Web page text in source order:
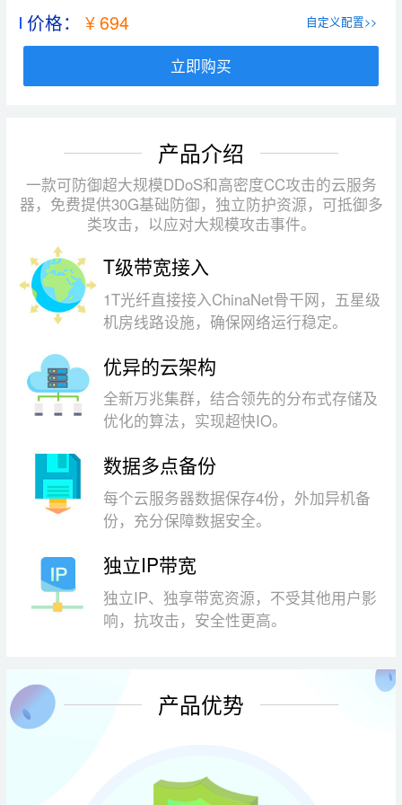
价格：¥ 694 自定义配置>>
立即购买
产品介绍
一款可防御超大规模DDoS和高密度CC攻击的云服务
器，免费提供30G基础防御，独立防护资源，可抵御多
类攻击，以应对大规模攻击事件。
T级带宽接入
1T光纤直接接入ChinaNet骨干网，五星级
机房线路设施，确保网络运行稳定。
优异的云架构
全新万兆集群，结合领先的分布式存储及
优化的算法，实现超快IO。
数据多点备份
每个云服务器数据保存4份，外加异机备
份，充分保障数据安全。
独立IP带宽
独立IP、独享带宽资源，不受其他用户影
响，抗攻击，安全性更高。
产品优势